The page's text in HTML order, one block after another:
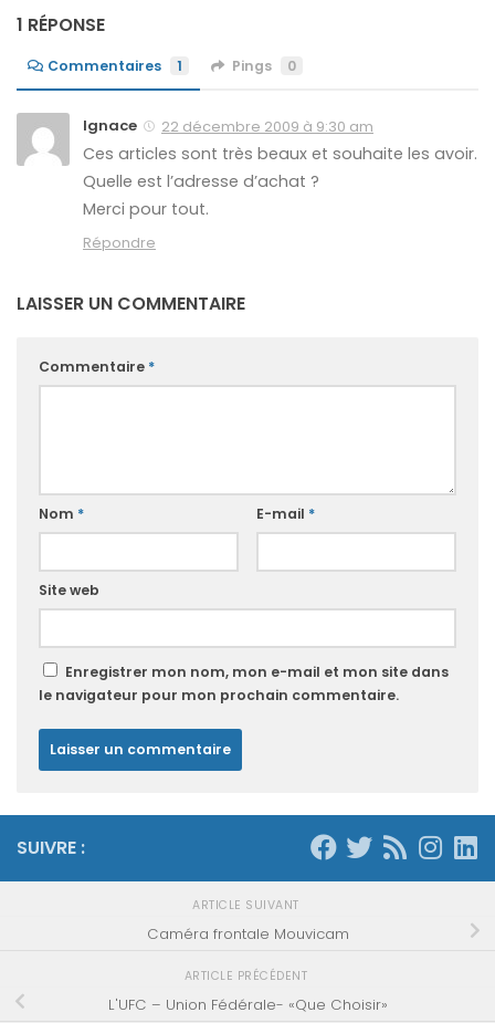
1 RÉPONSE
Commentaires 1 Pings 0
Ignace 22 décembre 2009 à 9:30 am
Ces articles sont très beaux et souhaite les avoir.
Quelle est l’adresse d’achat ?
Merci pour tout.
Répondre
LAISSER UN COMMENTAIRE
Commentaire *
Nom * E-mail *
Site web
Enregistrer mon nom, mon e-mail et mon site dans
le navigateur pour mon prochain commentaire.
SUIVRE :
ARTICLE SUIVANT
Caméra frontale Mouvicam
ARTICLE PRÉCÉDENT
L'UFC – Union Fédérale- «Que Choisir»